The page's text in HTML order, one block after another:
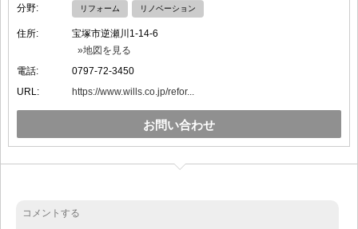
分野: リフォーム リノベーション
住所:
宝塚市逆瀬川1-14-6
»地図を見る
電話:
0797-72-3450
URL:
https://www.wills.co.jp/refor...
お問い合わせ